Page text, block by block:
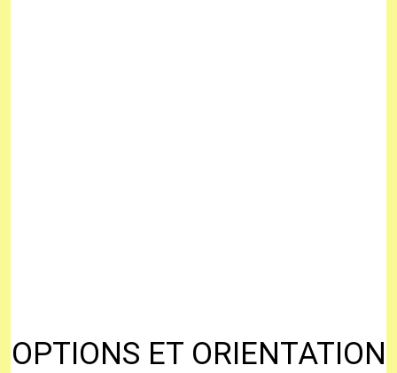
OPTIONS ET ORIENTATION